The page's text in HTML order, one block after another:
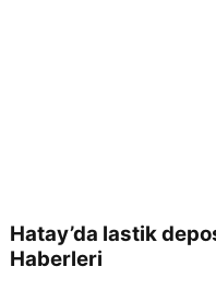
Hatay’da lastik
Haberleri